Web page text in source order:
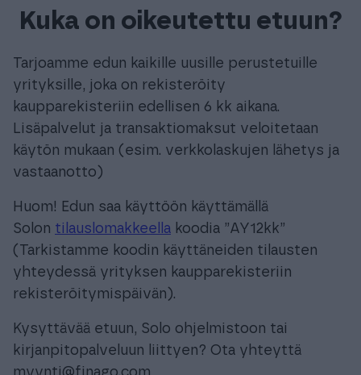
Kuka on oikeutettu etuun?
Tarjoamme edun kaikille uusille perustetuille
yrityksille, joka on rekisteröity
kaupparekisteriin edellisen 6 kk aikana.
Lisäpalvelut ja transaktiomaksut veloitetaan
käytön mukaan (esim. verkkolaskujen lähetys ja
vastaanotto)
Huom! Edun saa käyttöön käyttämällä
Solon tilauslomakkeella koodia ”AY12kk”
(Tarkistamme koodin käyttäneiden tilausten
yhteydessä yrityksen kaupparekisteriin
rekisteröitymispäivän).
Kysyttävää etuun, Solo ohjelmistoon tai
kirjanpitopalveluun liittyen? Ota yhteyttä